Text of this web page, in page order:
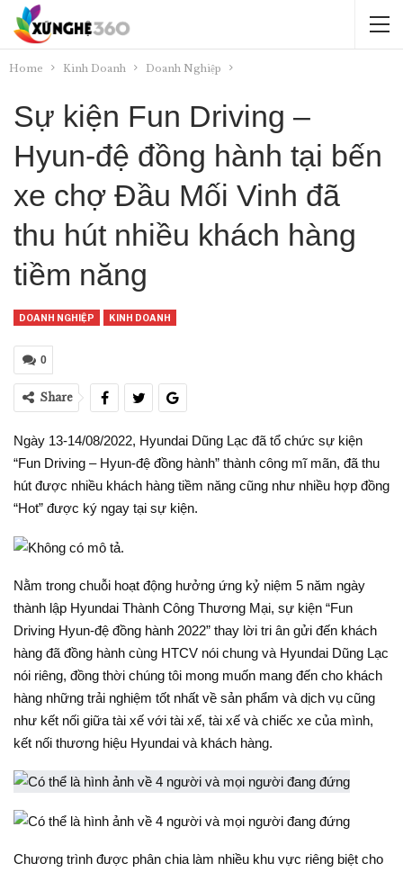
Home Kinh Doanh Doanh Nghiệp
Sự kiện Fun Driving –
Hyun-đệ đồng hành tại bến
xe chợ Đầu Mối Vinh đã
thu hút nhiều khách hàng
tiềm năng
DOANH NGHIỆP KINH DOANH
0
Share
Ngày 13-14/08/2022, Hyundai Dũng Lạc đã tổ chức sự kiện
“Fun Driving – Hyun-đệ đồng hành” thành công mĩ mãn, đã thu
hút được nhiều khách hàng tiềm năng cũng như nhiều hợp đồng
“Hot” được ký ngay tại sự kiện.
Nằm trong chuỗi hoạt động hưởng ứng kỷ niệm 5 năm ngày
thành lập Hyundai Thành Công Thương Mại, sự kiện “Fun
Driving Hyun-đệ đồng hành 2022” thay lời tri ân gửi đến khách
hàng đã đồng hành cùng HTCV nói chung và Hyundai Dũng Lạc
nói riêng, đồng thời chúng tôi mong muốn mang đến cho khách
hàng những trải nghiệm tốt nhất về sản phẩm và dịch vụ cũng
như kết nối giữa tài xế với tài xế, tài xế và chiếc xe của mình,
kết nối thương hiệu Hyundai và khách hàng.
Chương trình được phân chia làm nhiều khu vực riêng biệt cho